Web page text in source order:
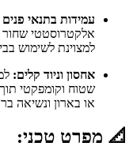
עמידות בתנאי פנים
אלקטרוסטטי שחור
למצוינת לשימוש
אחסון וניוד קלים:
שטוח וקומפקטי
או בארון ונשיאה
📐 מפרט טכני: